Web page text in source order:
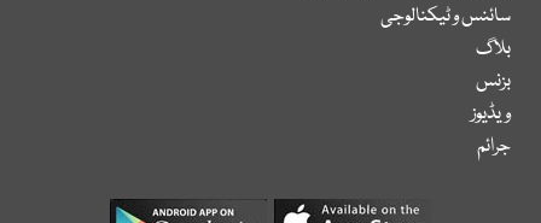
سائنس و ٹیکنالوجی
بلاگ
بزنس
ویڈیوز
جرائم